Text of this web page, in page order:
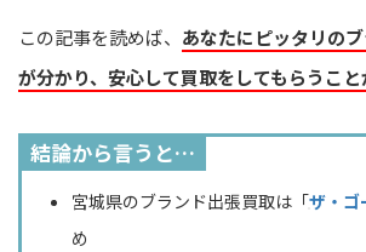
この記事を読めば、 あなたにピッタリの
が分かり、安心して買取をしてもらうこと
結論から言うと…
宮城県のブランド出張買取は「ザ・ゴ
め